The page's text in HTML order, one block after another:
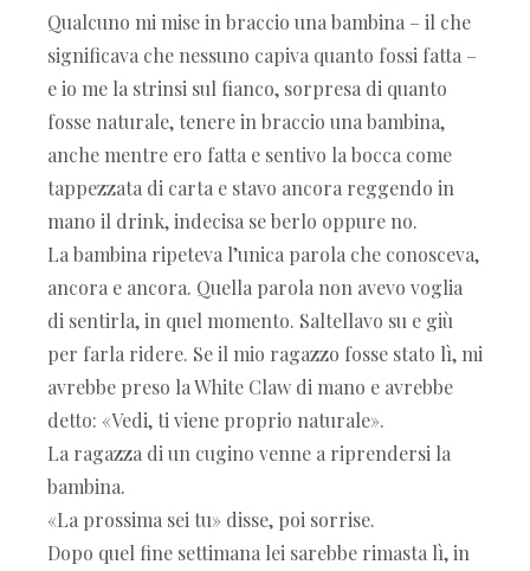
Qualcuno mi mise in braccio una bambina – il che
significava che nessuno capiva quanto fossi fatta –
e io me la strinsi sul fianco, sorpresa di quanto
fosse naturale, tenere in braccio una bambina,
anche mentre ero fatta e sentivo la bocca come
tappezzata di carta e stavo ancora reggendo in
mano il drink, indecisa se berlo oppure no.
La bambina ripeteva l’unica parola che conosceva,
ancora e ancora. Quella parola non avevo voglia
di sentirla, in quel momento. Saltellavo su e giù
per farla ridere. Se il mio ragazzo fosse stato lì, mi
avrebbe preso la White Claw di mano e avrebbe
detto: «Vedi, ti viene proprio naturale».
La ragazza di un cugino venne a riprendersi la
bambina.
«La prossima sei tu» disse, poi sorrise.
Dopo quel fine settimana lei sarebbe rimasta lì, in